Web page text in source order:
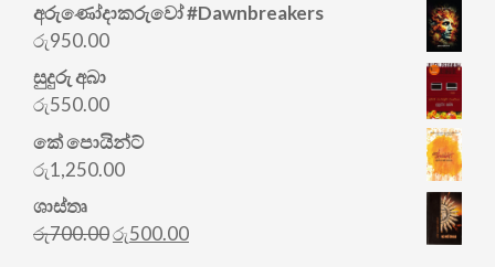
අරු‍ණෝදාකරුවෝ #Dawnbreakers
රු950.00
සුදුරු අබා
රු550.00
කේ පොයින්ට්
රු1,250.00
ශාස්තෘ
රු700.00Original
රු500.00Current